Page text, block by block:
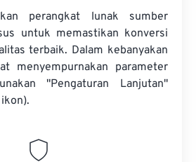
perangkat lunak sumber
untuk memastikan konversi
terbaik. Dalam kebanyakan
menyempurnakan parameter
"Pengaturan Lanjutan"
ikon).